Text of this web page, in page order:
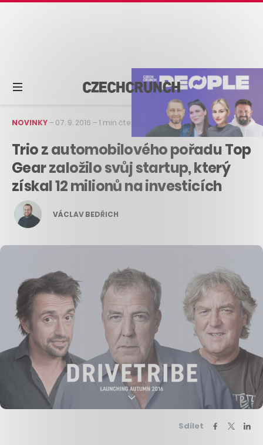
NOVINKY– 07. 9. 2016 –1 min čtení
Trio z automobilového pořadu Top
Gear založilo svůj startup, který
získal 12 milionů na investicích
VÁCLAV BEDŘICH
Sdílet